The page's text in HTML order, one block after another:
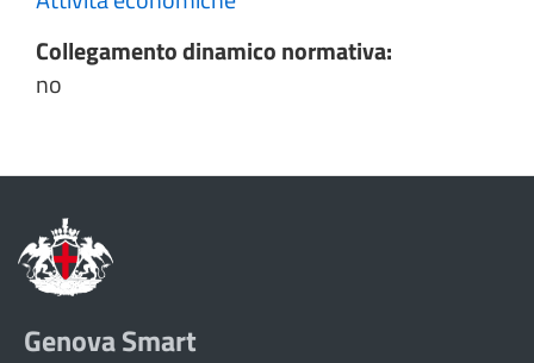
Collegamento dinamico normativa:
no
Genova Smart